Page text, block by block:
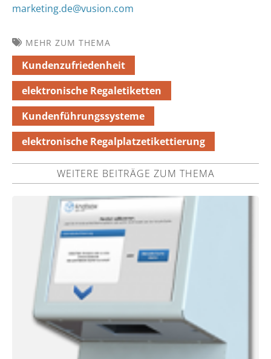
marketing.de@vusion.com
MEHR ZUM THEMA
Kundenzufriedenheit
elektronische Regaletiketten
Kundenführungssysteme
elektronische Regalplatzetikettierung
WEITERE BEITRÄGE ZUM THEMA